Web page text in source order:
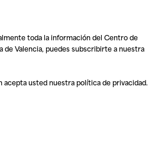
toda la información del Centro de
de Valencia, puedes subscribirte a nuestra
acepta usted nuestrapolítica de privacidad.